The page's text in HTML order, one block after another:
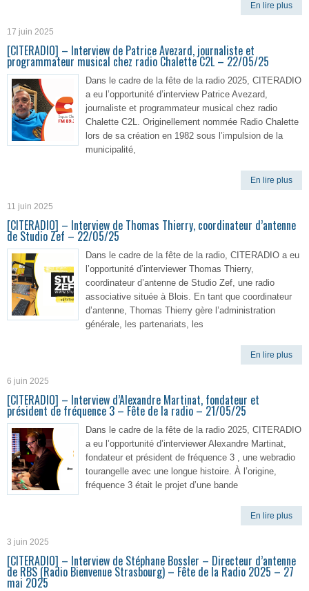
En lire plus
17 juin 2025
[CITERADIO] – Interview de Patrice Avezard, journaliste et
programmateur musical chez radio Chalette C2L – 22/05/25
Dans le cadre de la fête de la radio 2025, CITERADIO
a eu l’opportunité d’interview Patrice Avezard,
journaliste et programmateur musical chez radio
Chalette C2L. Originellement nommée Radio Chalette
lors de sa création en 1982 sous l’impulsion de la
municipalité,
En lire plus
11 juin 2025
[CITERADIO] – Interview de Thomas Thierry, coordinateur d’antenne
de Studio Zef – 22/05/25
Dans le cadre de la fête de la radio, CITERADIO a eu
l’opportunité d’interviewer Thomas Thierry,
coordinateur d’antenne de Studio Zef, une radio
associative située à Blois. En tant que coordinateur
d’antenne, Thomas Thierry gère l’administration
générale, les partenariats, les
En lire plus
6 juin 2025
[CITERADIO] – Interview d’Alexandre Martinat, fondateur et
président de fréquence 3 – Fête de la radio – 21/05/25
Dans le cadre de la fête de la radio 2025, CITERADIO
a eu l’opportunité d’interviewer Alexandre Martinat,
fondateur et président de fréquence 3 , une webradio
tourangelle avec une longue histoire. À l’origine,
fréquence 3 était le projet d’une bande
En lire plus
3 juin 2025
[CITERADIO] – Interview de Stéphane Bossler – Directeur d’antenne
de RBS (Radio Bienvenue Strasbourg) – Fête de la Radio 2025 – 27
mai 2025